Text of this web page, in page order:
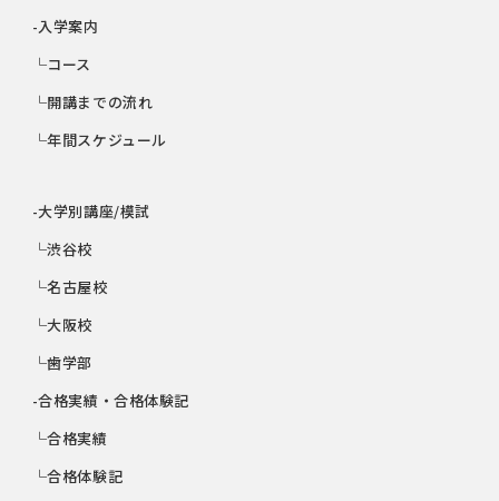
-入学案内
└コース
└開講までの流れ
└年間スケジュール
-大学別講座/模試
└渋谷校
└名古屋校
└大阪校
└歯学部
-合格実績・合格体験記
└合格実績
└合格体験記